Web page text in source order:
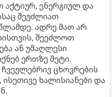
აქტიურ, ენერგიულ და
შეუძლიათ
ადრე მათ არ
შეეძლოთ
ან უმაღლესი
ერთზე მეტი.
ცხოვრების
ხალისიანები და